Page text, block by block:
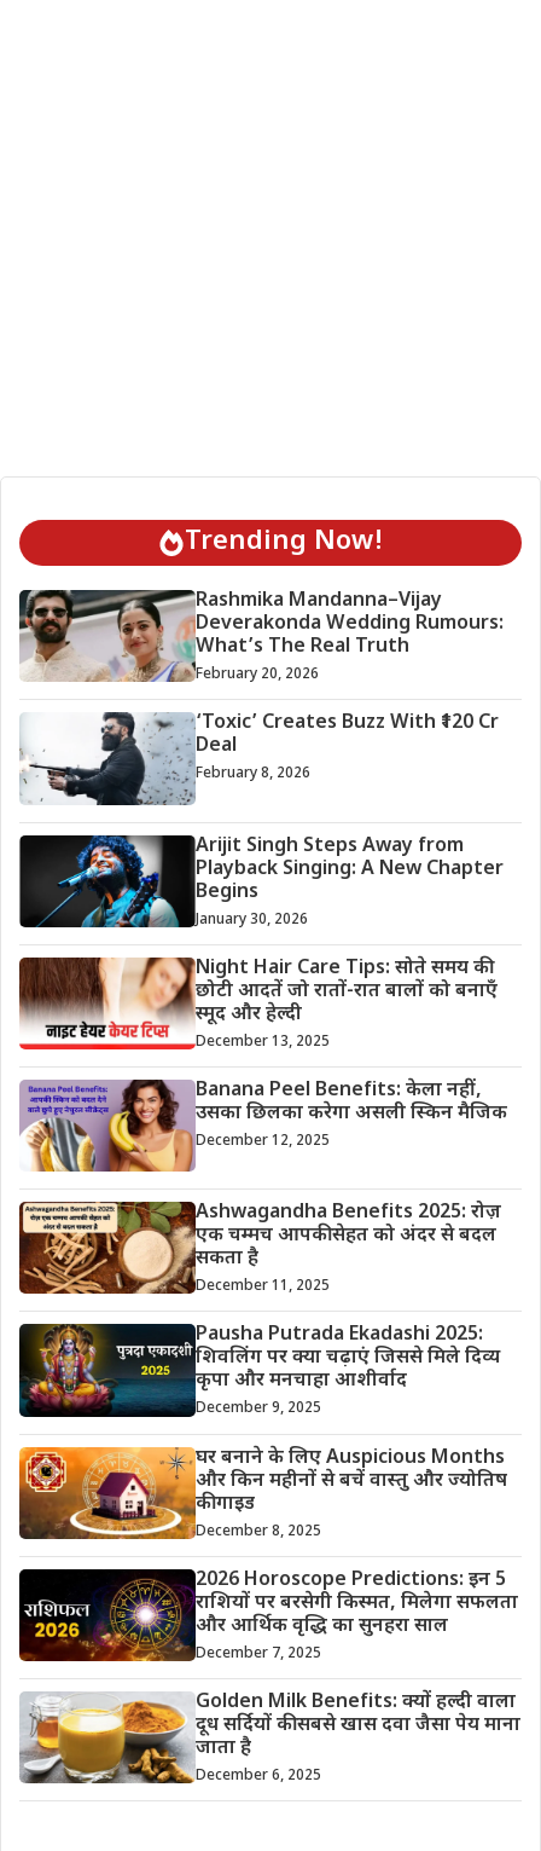
Trending Now!
Rashmika Mandanna–Vijay
Deverakonda Wedding Rumours:
What’s The Real Truth
February 20, 2026
‘Toxic’ Creates Buzz With ₹120 Cr
Deal
February 8, 2026
Arijit Singh Steps Away from
Playback Singing: A New Chapter
Begins
January 30, 2026
Night Hair Care Tips: सोते समय की
छोटी आदतें जो रातों-रात बालों को बनाएँ
स्मूद और हेल्दी
December 13, 2025
Banana Peel Benefits: केला नहीं,
उसका छिलका करेगा असली स्किन मैजिक
December 12, 2025
Ashwagandha Benefits 2025: रोज़
एक चम्मच आपकी सेहत को अंदर से बदल
सकता है
December 11, 2025
Pausha Putrada Ekadashi 2025:
शिवलिंग पर क्या चढ़ाएं जिससे मिले दिव्य
कृपा और मनचाहा आशीर्वाद
December 9, 2025
घर बनाने के लिए Auspicious Months
और किन महीनों से बचें वास्तु और ज्योतिष
की गाइड
December 8, 2025
2026 Horoscope Predictions: इन 5
राशियों पर बरसेगी किस्मत, मिलेगा सफलता
और आर्थिक वृद्धि का सुनहरा साल
December 7, 2025
Golden Milk Benefits: क्यों हल्दी वाला
दूध सर्दियों की सबसे खास दवा जैसा पेय माना
जाता है
December 6, 2025